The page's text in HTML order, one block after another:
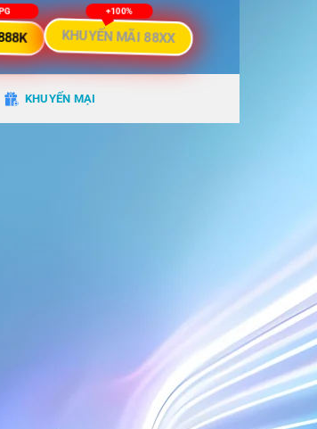
KHUYẾN MÃI 88XX
KHUYẾN MẠI